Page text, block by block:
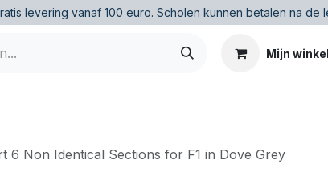
levering vanaf 100 euro. Scholen kunnen betalen na de
Mijn
6 Non Identical Sections for F1 in Dove Grey